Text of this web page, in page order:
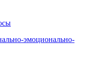
эмоционально-